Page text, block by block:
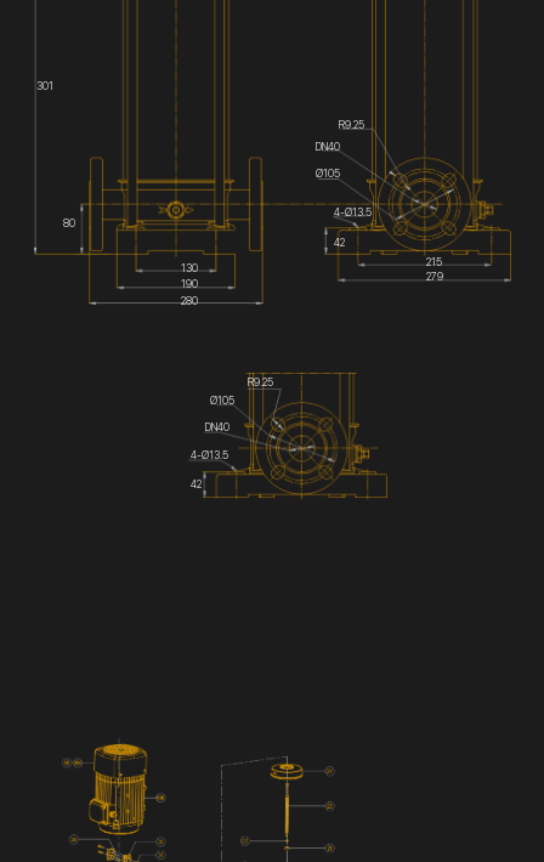
DN40
301
80
130
190
280
215
279
42
4-Ø13.5
Ø105
R9.25
DN40
R9.25
Ø105
4-Ø13.5
42